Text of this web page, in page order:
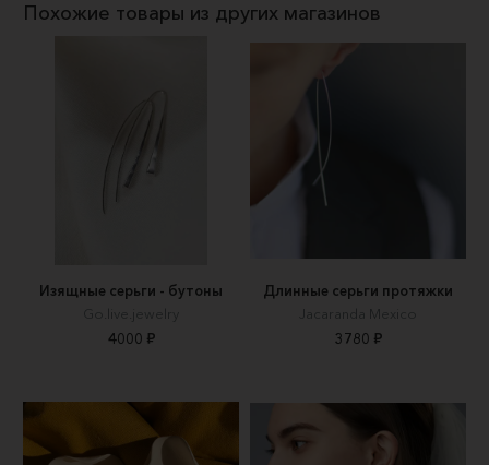
Похожие товары из других магазинов
Изящные серьги - бутоны
Go.live.jewelry
4000 ₽
Длинные серьги протяжки
Jacaranda Mexico
3780 ₽